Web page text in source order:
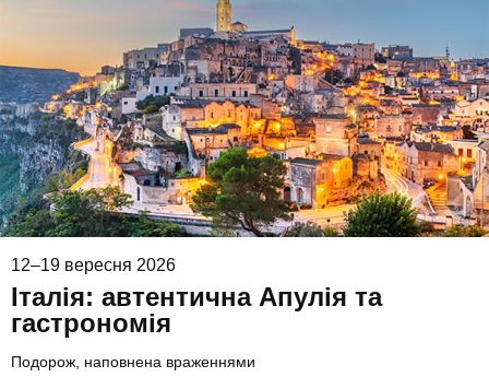
12–19 вересня 2026
Італія: автентична Апулія та
гастрономія
Подорож, наповнена враженнями